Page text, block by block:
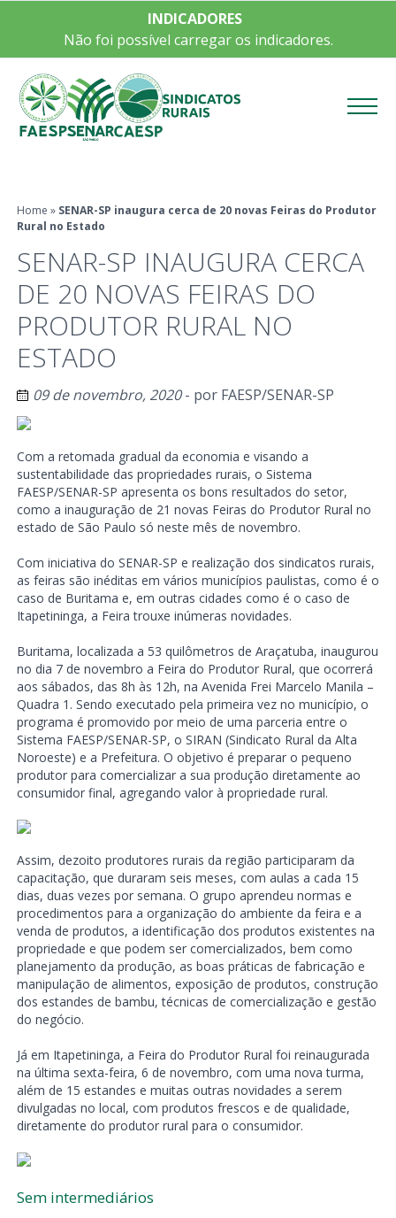
INDICADORES
Não foi possível carregar os indicadores.
Home » SENAR-SP inaugura cerca de 20 novas Feiras do Produtor
Rural no Estado
SENAR-SP INAUGURA CERCA
DE 20 NOVAS FEIRAS DO
PRODUTOR RURAL NO
ESTADO
09 de novembro, 2020- por FAESP/SENAR-SP
Com a retomada gradual da economia e visando a
sustentabilidade das propriedades rurais, o Sistema
FAESP/SENAR-SP apresenta os bons resultados do setor,
como a inauguração de 21 novas Feiras do Produtor Rural no
estado de São Paulo só neste mês de novembro.
Com iniciativa do SENAR-SP e realização dos sindicatos rurais,
as feiras são inéditas em vários municípios paulistas, como é o
caso de Buritama e, em outras cidades como é o caso de
Itapetininga, a Feira trouxe inúmeras novidades.
Buritama, localizada a 53 quilômetros de Araçatuba, inaugurou
no dia 7 de novembro a Feira do Produtor Rural, que ocorrerá
aos sábados, das 8h às 12h, na Avenida Frei Marcelo Manila –
Quadra 1. Sendo executado pela primeira vez no município, o
programa é promovido por meio de uma parceria entre o
Sistema FAESP/SENAR-SP, o SIRAN (Sindicato Rural da Alta
Noroeste) e a Prefeitura. O objetivo é preparar o pequeno
produtor para comercializar a sua produção diretamente ao
consumidor final, agregando valor à propriedade rural.
Assim, dezoito produtores rurais da região participaram da
capacitação, que duraram seis meses, com aulas a cada 15
dias, duas vezes por semana. O grupo aprendeu normas e
procedimentos para a organização do ambiente da feira e a
venda de produtos, a identificação dos produtos existentes na
propriedade e que podem ser comercializados, bem como
planejamento da produção, as boas práticas de fabricação e
manipulação de alimentos, exposição de produtos, construção
dos estandes de bambu, técnicas de comercialização e gestão
do negócio.
Já em Itapetininga, a Feira do Produtor Rural foi reinaugurada
na última sexta-feira, 6 de novembro, com uma nova turma,
além de 15 estandes e muitas outras novidades a serem
divulgadas no local, com produtos frescos e de qualidade,
diretamente do produtor rural para o consumidor.
Sem intermediários